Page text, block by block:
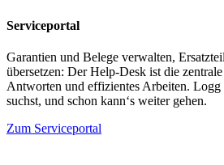
Serviceportal
Garantien und Belege verwalten,
übersetzen: Der Help-Desk ist die
Antworten und effizientes Arbeiten.
suchst, und schon kann‘s weiter gehen.
Zum Serviceportal